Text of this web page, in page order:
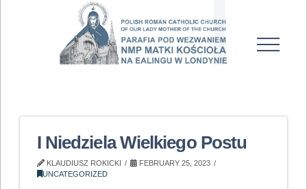
I Niedziela Wielkiego Postu
KLAUDIUSZ ROKICKI
FEBRUARY 25, 2023
UNCATEGORIZED